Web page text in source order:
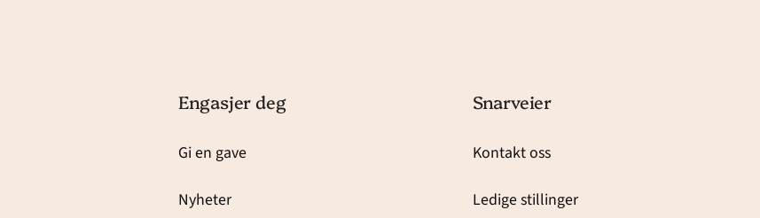
Engasjer deg
Gi en gave
Nyheter
Snarveier
Kontakt oss
Ledige stillinger